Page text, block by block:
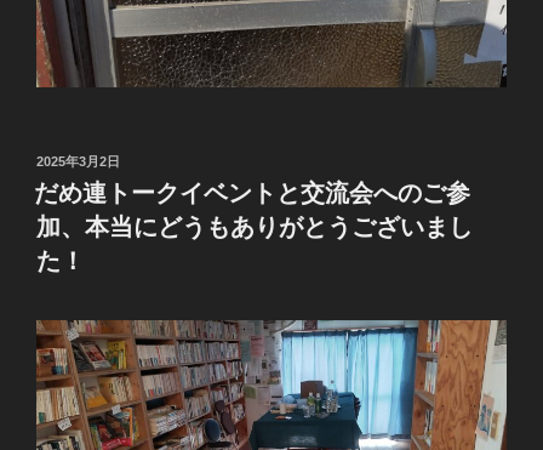
投
稿
日:
2025年3月2日
だめ連トークイベントと交流会へのご参
加、本当にどうもありがとうございまし
た！